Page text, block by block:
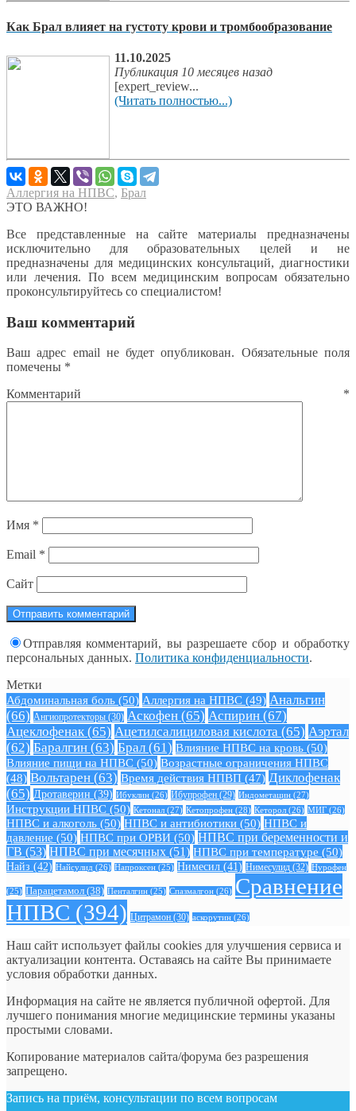
Как Брал влияет на густоту крови и тромбообразование
11.10.2025
Публикация 10 месяцев назад
[expert_review...
(Читать полностью...)
Аллергия на НПВС, Брал
ЭТО ВАЖНО!
Все представленные на сайте материалы предназначены
исключительно для образовательных целей и не
предназначены для медицинских консультаций, диагностики
или лечения. По всем медицинским вопросам обязательно
проконсультируйтесь со специалистом!
Ваш комментарий
Ваш адрес email не будет опубликован. Обязательные поля
помечены *
Комментарий *
Имя *
Email *
Сайт
Отправляя комментарий, вы разрешаете сбор и обработку
персональных данных. Политика конфиденциальности.
Метки
Абдоминальная боль (50) Аллергия на НПВС (49) Анальгин
(66) Ангиопротекторы (30) Аскофен (65) Аспирин (67)
Ацеклофенак (65) Ацетилсалициловая кислота (65) Аэртал
(62) Баралгин (63) Брал (61) Влияние НПВС на кровь (50)
Влияние пищи на НПВС (50) Возрастные ограничения НПВС
(48) Вольтарен (63) Время действия НПВП (47) Диклофенак
(65) Дротаверин (39) Ибуклин (26) Ибупрофен (29) Индометацин (27)
Инструкции НПВС (50) Кетонал (27) Кетопрофен (28) Кеторол (26) МИГ (26)
НПВС и алкоголь (50) НПВС и антибиотики (50) НПВС и
давление (50) НПВС при ОРВИ (50) НПВС при беременности и
ГВ (53) НПВС при месячных (51) НПВС при температуре (50)
Найз (42) Найсулид (26) Напроксен (25) Нимесил (41) Нимесулид (32) Нурофен
(25) Парацетамол (38) Пенталгин (25) Спазмалгон (26) Сравнение
НПВС (394) Цитрамон (30) аскорутин (26)
Наш сайт использует файлы cookies для улучшения сервиса и
актуализации контента. Оставаясь на сайте Вы принимаете
условия обработки данных.
Информация на сайте не является публичной офертой. Для
лучшего понимания многие медицинские термины указаны
простыми словами.
Копирование материалов сайта/форума без разрешения
запрещено.
Запись на приём, консультации по всем вопросам